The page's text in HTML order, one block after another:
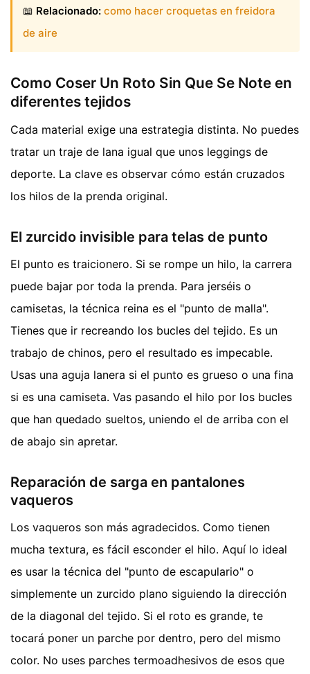
📖 Relacionado: como hacer croquetas en freidora
de aire
Como Coser Un Roto Sin Que Se Note en
diferentes tejidos
Cada material exige una estrategia distinta. No puedes
tratar un traje de lana igual que unos leggings de
deporte. La clave es observar cómo están cruzados
los hilos de la prenda original.
El zurcido invisible para telas de punto
El punto es traicionero. Si se rompe un hilo, la carrera
puede bajar por toda la prenda. Para jerséis o
camisetas, la técnica reina es el "punto de malla".
Tienes que ir recreando los bucles del tejido. Es un
trabajo de chinos, pero el resultado es impecable.
Usas una aguja lanera si el punto es grueso o una fina
si es una camiseta. Vas pasando el hilo por los bucles
que han quedado sueltos, uniendo el de arriba con el
de abajo sin apretar.
Reparación de sarga en pantalones
vaqueros
Los vaqueros son más agradecidos. Como tienen
mucha textura, es fácil esconder el hilo. Aquí lo ideal
es usar la técnica del "punto de escapulario" o
simplemente un zurcido plano siguiendo la dirección
de la diagonal del tejido. Si el roto es grande, te
tocará poner un parche por dentro, pero del mismo
color. No uses parches termoadhesivos de esos que